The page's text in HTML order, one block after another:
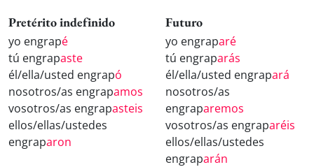
Pretérito indefinido
yo engrapé
tú engrapaste
él/ella/usted engrapó
nosotros/as engrapamos
vosotros/as engrapasteis
ellos/ellas/ustedes
engraparon
Futuro
yo engraparé
tú engraparás
él/ella/usted engrapará
nosotros/as
engraparemos
vosotros/as engraparéis
ellos/ellas/ustedes
engraparán